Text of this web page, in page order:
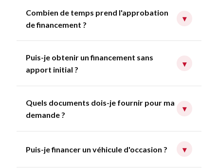
Combien de temps prend l'approbation
de financement ?
▾
Puis-je obtenir un financement sans
apport initial ?
▾
Quels documents dois-je fournir pour ma
demande ?
▾
Puis-je financer un véhicule d'occasion ? ▾